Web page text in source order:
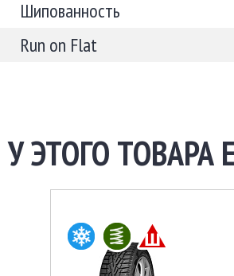
Шипованность
Run on Flat
У ЭТОГО ТОВАРА